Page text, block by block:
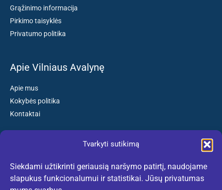
Tvarkyti sutikimą
Siekdami užtikrinti geriausią naršymo patirtį, naudojame
slapukus funkcionalumui ir statistikai. Jūsų privatumas
Grąžinimo informacija
Pirkimo taisyklės
Privatumo politika
Apie Vilniaus Avalynę
Apie mus
Kokybės politika
Kontaktai
El. paštas: kokybiskibatai@gmail.com
Tel. +370 659 77132